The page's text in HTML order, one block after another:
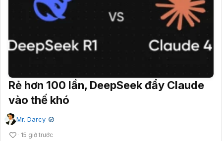
Rẻ hơn 100 lần, DeepSeek đẩy Claude
vào thế khó
Mr. Darcy ✔
15 giờ trước